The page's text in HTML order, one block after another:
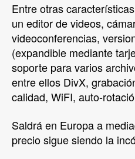
Entre otras
un editor de videos,
videoconferencias,
(expandible mediante
soporte para varios
entre ellos DivX,
calidad, WiFI, auto-
Saldrá en Europa a
precio sigue siendo la